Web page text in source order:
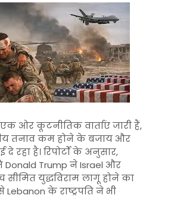
ओर कूटनीतिक वार्ताएं जारी हैं,
तनाव कम होने के बजाय और
दे रहा है। रिपोर्टों के अनुसार,
Donald Trump नेIsrael और
सीमित युद्धविराम लागू होने का
Lebanon के राष्ट्रपति ने भी